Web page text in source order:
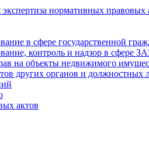
нормативных правовых
в сфере государственной
контроль и надзор в сфере
на объекты недвижимого
других органов и должностных
актов